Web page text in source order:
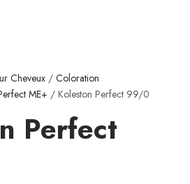
Cheveux / Coloration
ME+ / Koleston Perfect 99/0
Perfect